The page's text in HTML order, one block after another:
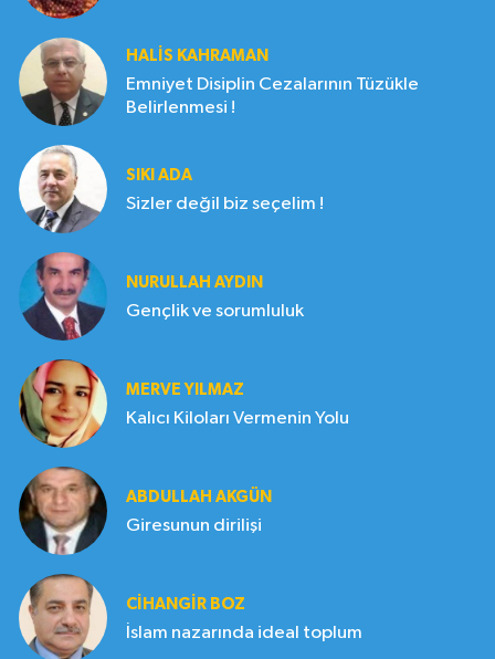
HALIS KAHRAMAN
Emniyet Disiplin Cezalarının Tüzükle
Belirlenmesi !
SIKI ADA
Sizler değil biz seçelim !
NURULLAH AYDIN
Gençlik ve sorumluluk
MERVE YILMAZ
Kalıcı Kiloları Vermenin Yolu
ABDULLAH AKGÜN
Giresunun dirilişi
CIHANGIR BOZ
İslam nazarında ideal toplum